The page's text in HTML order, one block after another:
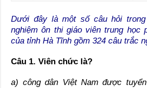
Dưới đây là một số câu hỏi
nghiệm ôn thi giáo viên trung học
của tỉnh Hà Tĩnh gồm 324 câu trắc
Câu 1. Viên chức là?
a) công dân Việt Nam được